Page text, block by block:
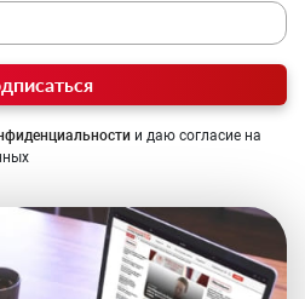
и даю согласие на